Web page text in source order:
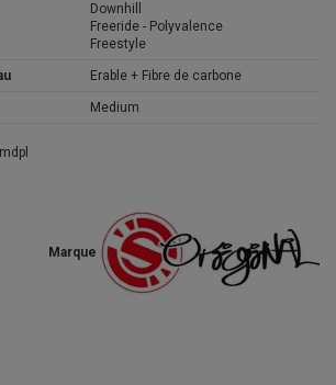
Downhill
Freeride - Polyvalence
Freestyle
Erable + Fibre de carbone
Medium
Marque